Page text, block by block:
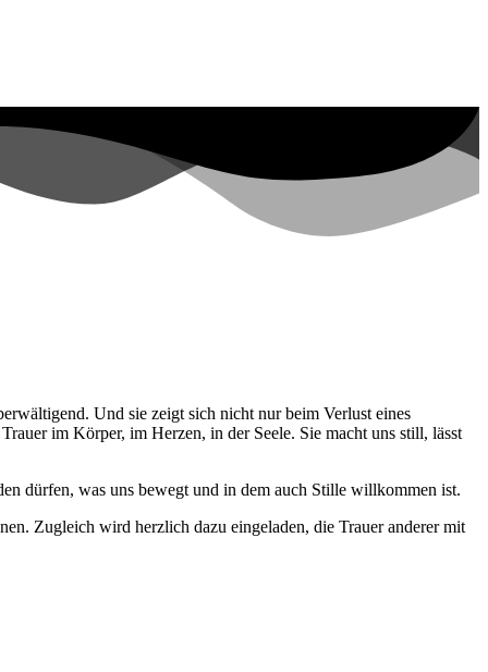
Und sie zeigt sich nicht nur beim Verlust eines
im Körper, im Herzen, in der Seele. Sie macht uns still, lässt
dürfen, was uns bewegt und in dem auch Stille willkommen ist.
Zugleich wird herzlich dazu eingeladen, die Trauer anderer mit